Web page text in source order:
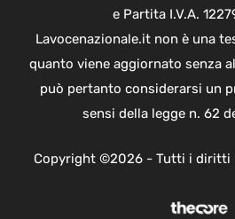
e Partita I.V.A.
Lavocenazionale.it non è una
quanto viene aggiornato senza
può pertanto considerarsi un
sensi della legge n. 62
Copyright ©2026 - Tutti i diritti